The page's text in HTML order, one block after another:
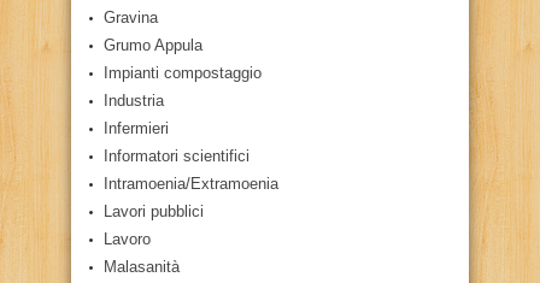
Gravina
Grumo Appula
Impianti compostaggio
Industria
Infermieri
Informatori scientifici
Intramoenia/Extramoenia
Lavori pubblici
Lavoro
Malasanità